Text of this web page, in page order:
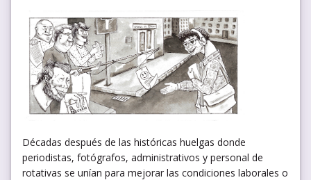
Décadas después de las históricas huelgas donde
periodistas, fotógrafos, administrativos y personal de
rotativas se unían para mejorar las condiciones laborales o